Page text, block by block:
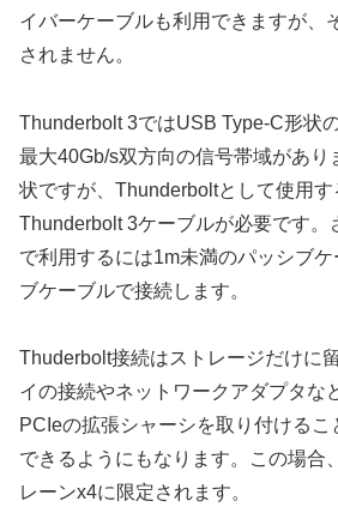
イバーケーブルも利用できますが、
されません。
Thunderbolt 3ではUSB Type-C形状
最大40Gb/s双方向の信号帯域があり
状ですが、Thunderboltとして使用
Thunderbolt 3ケーブルが必要です。
で利用するには1m未満のパッシブ
ブケーブルで接続します。
Thuderbolt接続はストレージだけに
イの接続やネットワークアダプタな
PCIeの拡張シャーシを取り付ける
できるようにもなります。この場合
レーンx4に限定されます。